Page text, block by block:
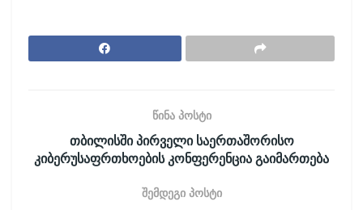
წინა პოსტი
თბილისში პირველი საერთაშორისო
კიბერუსაფრთხოების კონფერენცია გაიმართება
შემდეგი პოსტი